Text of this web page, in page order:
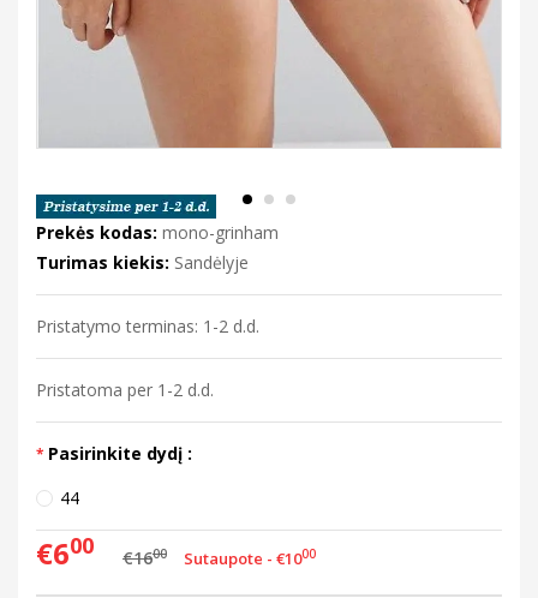
Prekės kodas: mono-grinham
Turimas kiekis: Sandėlyje
Pristatymo terminas: 1-2 d.d.
Pristatoma per 1-2 d.d.
Pasirinkite dydį :
44
€600 €1600 Sutaupote - €1000